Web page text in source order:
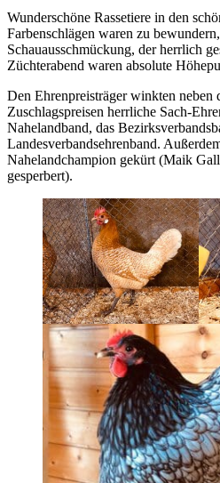
Wunderschöne Rassetiere in den
Farbenschlägen waren zu
Schauausschmückung, der herrlich
Züchterabend waren absolute
Den Ehrenpreisträger winkten neben
Zuschlagspreisen herrliche Sach-
Nahelandband, das
Landesverbandsehrenband.
Nahelandchampion gekürt (Maik
gesperbert).